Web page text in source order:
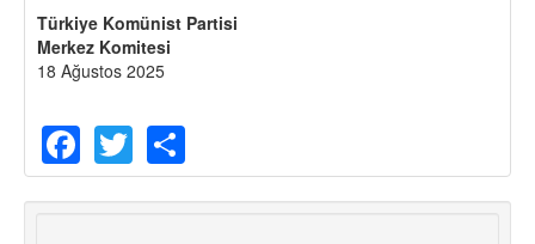
Türkiye Komünist Partisi
Merkez Komitesi
18 Ağustos 2025
Facebook
Twitter